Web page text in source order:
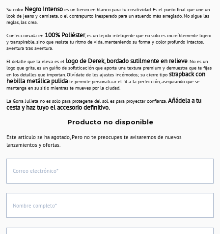
Su color Negro Intenso es un lienzo en blanco para tu creatividad. Es el punto final que une un
look de jeans y camiseta, o el contrapunto inesperado para un atuendo más arreglado. No sigue las
reglas, las crea.
Confeccionada en 100% Poliéster, es un tejido inteligente que no solo es increíblemente ligero
y transpirable, sino que resiste tu ritmo de vida, manteniendo su forma y color profundo intactos,
aventura tras aventura.
El detalle que la eleva es el logo de Derek, bordado sutilmente en relieve. No es un
logo que grita, es un guiño de sofisticación que aporta una textura premium y demuestra que te fijas
en los detalles que importan. Olvídate de los ajustes incómodos; su cierre tipo strapback con
hebilla metálica pulida te permite personalizar el fit a la perfección, asegurando que se
mantenga en su sitio mientras te mueves por la ciudad.
La Gorra Julieta no es solo para protegerte del sol, es para proyectar confianza.Añádela a tu
cesta y haz tuyo el accesorio definitivo.
Producto no disponible
Este articulo se ha agotado, Pero no te preocupes te avisaremos de nuevos
lanzamientos y ofertas.
Correo electrónico*
Nombre completo*